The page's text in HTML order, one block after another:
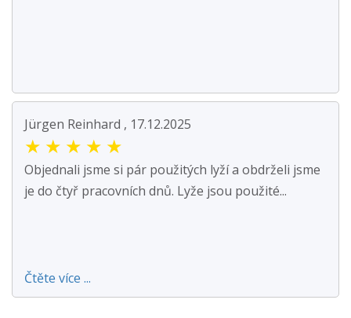
Jürgen Reinhard , 17.12.2025
★ ★ ★ ★ ★
Objednali jsme si pár použitých lyží a obdrželi jsme
je do čtyř pracovních dnů. Lyže jsou použité...
Čtěte více ...